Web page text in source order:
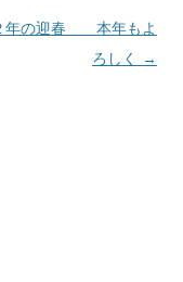
年の迎春 本年もよ
ろしく →